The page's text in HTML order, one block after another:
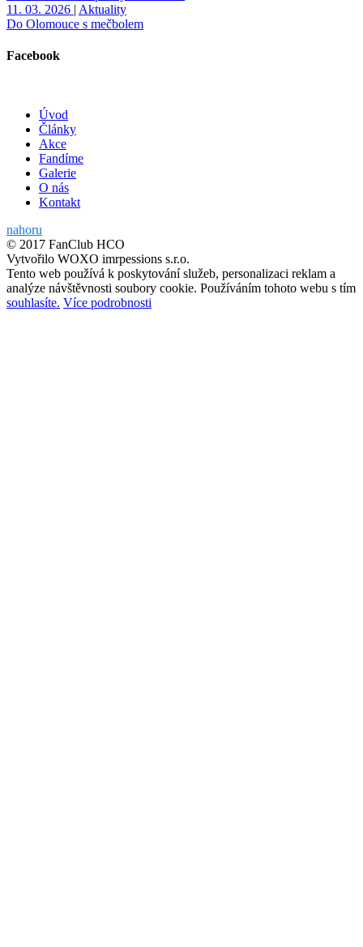
11. 03. 2026 | Aktuality
Do Olomouce s mečbolem
Facebook
Úvod
Články
Akce
Fandíme
Galerie
O nás
Kontakt
nahoru
© 2017 FanClub HCO
Vytvořilo WOXO imrpessions s.r.o.
Tento web používá k poskytování služeb, personalizaci reklam a
analýze návštěvnosti soubory cookie. Používáním tohoto webu s tím
souhlasíte. Více podrobnosti